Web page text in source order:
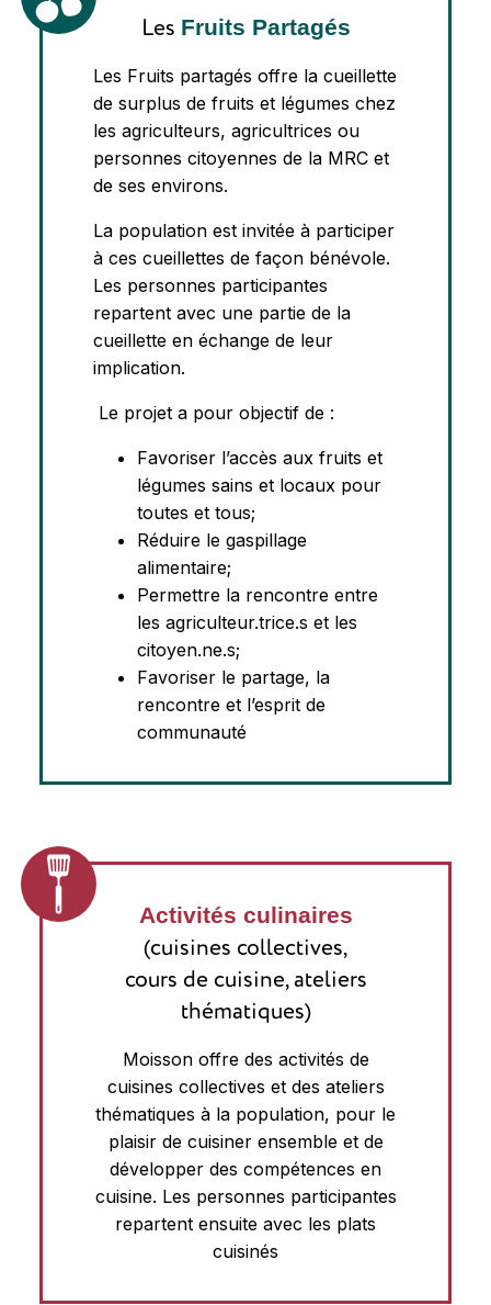
Les Fruits Partagés
Les Fruits partagés offre la cueillette
de surplus de fruits et légumes chez
les agriculteurs, agricultrices ou
personnes citoyennes de la MRC et
de ses environs.
La population est invitée à participer
à ces cueillettes de façon bénévole.
Les personnes participantes
repartent avec une partie de la
cueillette en échange de leur
implication.
Le projet a pour objectif de :
Favoriser l’accès aux fruits et
légumes sains et locaux pour
toutes et tous;
Réduire le gaspillage
alimentaire;
Permettre la rencontre entre
les agriculteur.trice.s et les
citoyen.ne.s;
Favoriser le partage, la
rencontre et l’esprit de
communauté
Activités culinaires
(cuisines collectives,
cours de cuisine, ateliers
thématiques)
Moisson offre des activités de
cuisines collectives et des ateliers
thématiques à la population, pour le
plaisir de cuisiner ensemble et de
développer des compétences en
cuisine. Les personnes participantes
repartent ensuite avec les plats
cuisinés